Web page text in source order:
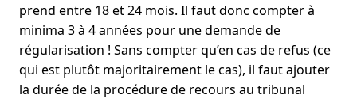
prend entre 18 et 24 mois. Il faut donc compter à
minima 3 à 4 années pour une demande de
régularisation ! Sans compter qu’en cas de refus (ce
qui est plutôt majoritairement le cas), il faut ajouter
la durée de la procédure de recours au tribunal